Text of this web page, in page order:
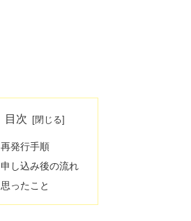
目次
再発行手順
申し込み後の流れ
思ったこと